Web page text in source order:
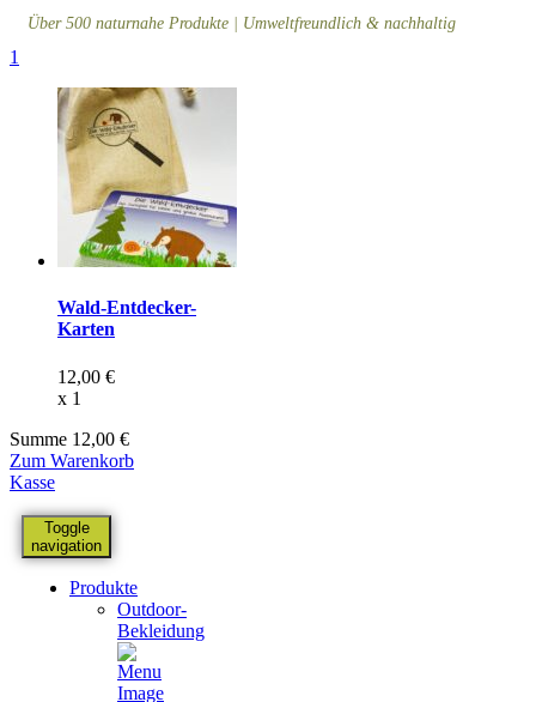
Über 500 naturnahe Produkte | Umweltfreundlich & nachhaltig
1
Wald-Entdecker-
Karten
12,00 €
x 1
Summe 12,00 €
Zum Warenkorb
Kasse
Toggle
navigation
Produkte
Outdoor-
Bekleidung